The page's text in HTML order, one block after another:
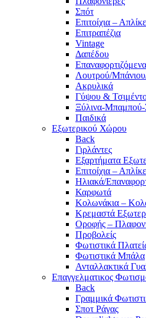
Σπότ
Επιτοίχια –
Επιτραπέζια
Vintage
Δαπέδου
Επαναφορτιζόμενα
Λουτρού/
Ακρυλικά
Γύψου &
Ξύλινα-Μπαμπού-
Παιδικά
Εξωτερικού Χώρου
Back
Γιρλάντες
Εξαρτήματα
Επιτοίχια –
Ηλιακά/
Καρφωτά
Κολωνάκια –
Κρεμαστά
Οροφής –
Προβολείς
Φωτιστικά
Φωτιστικά Μπάλα
Ανταλλακτικά
Επαγγελματικος
Back
Γραμμικά
Σποτ Ράγας